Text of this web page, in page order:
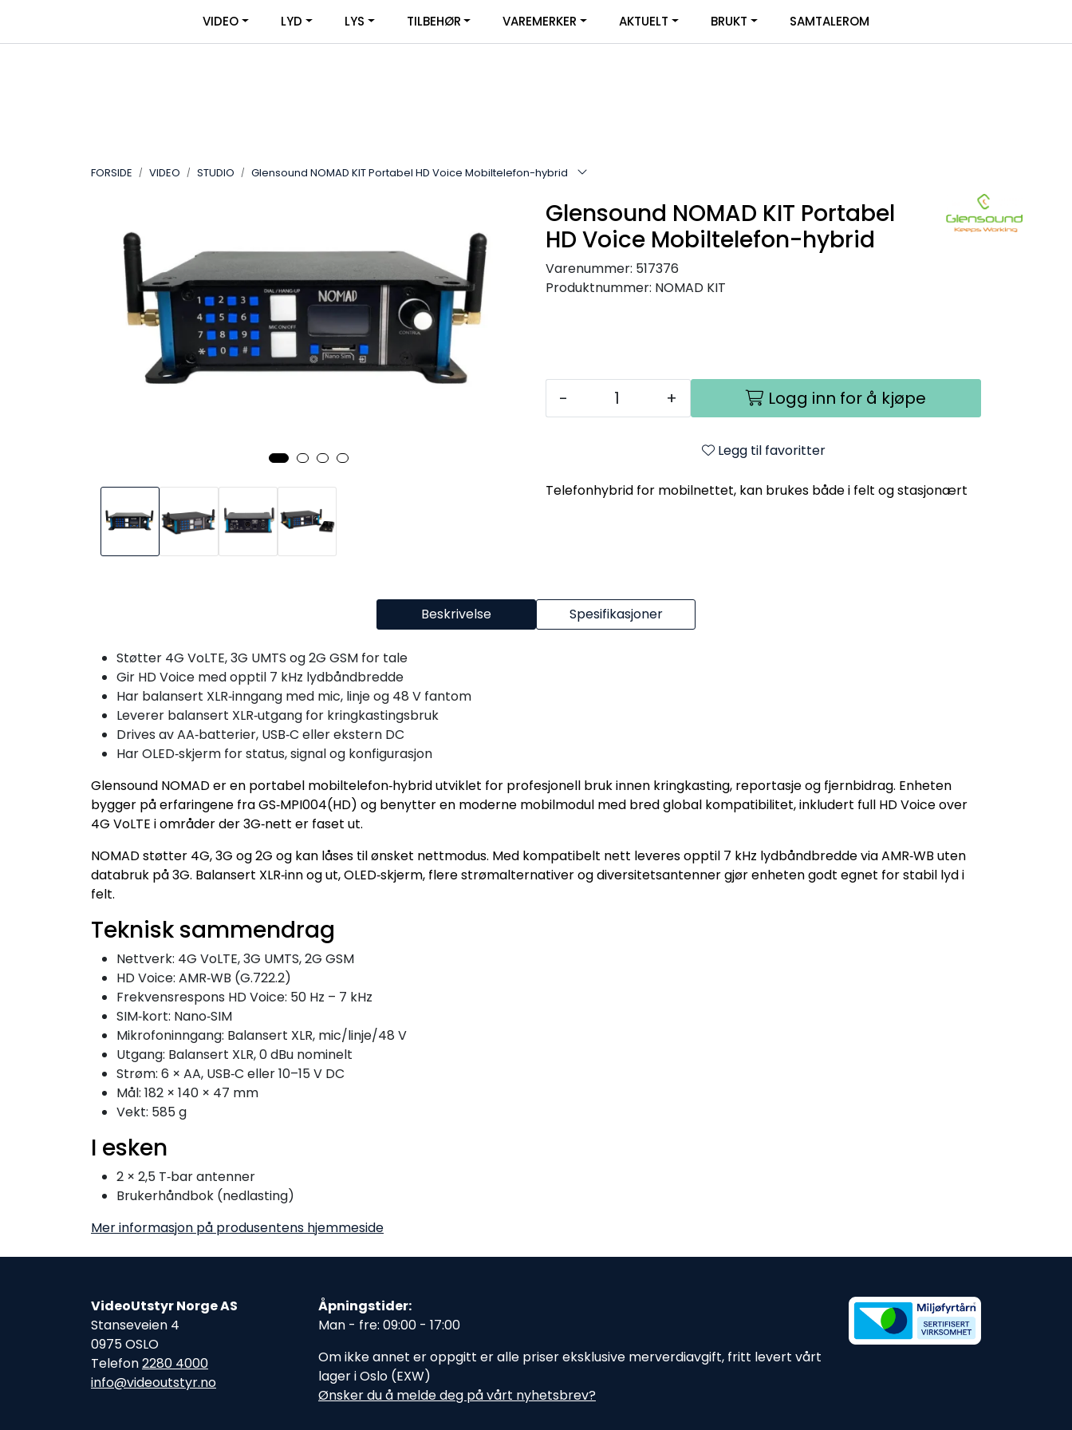
OM VIDEOUTSTYR | KONTAKT OSS SERVICE | FACEBOOK Infosenter Favoritter
VIDEO LYD LYS TILBEHØR VAREMERKER AKTUELT BRUKT SAMTALEROM
FORSIDE VIDEO STUDIO Glensound NOMAD KIT Portabel HD Voice Mobiltelefon-hybrid
Glensound NOMAD KIT Portabel
HD Voice Mobiltelefon-hybrid
Varenummer: 517376
Produktnummer: NOMAD KIT
- + Logg inn for å kjøpe
Legg til favoritter
Telefonhybrid for mobilnettet, kan brukes både i felt og stasjonært
Beskrivelse Spesifikasjoner
Støtter 4G VoLTE, 3G UMTS og 2G GSM for tale
Gir HD Voice med opptil 7 kHz lydbåndbredde
Har balansert XLR‑inngang med mic, linje og 48 V fantom
Leverer balansert XLR‑utgang for kringkastingsbruk
Drives av AA‑batterier, USB‑C eller ekstern DC
Har OLED‑skjerm for status, signal og konfigurasjon
Glensound NOMAD er en portabel mobiltelefon‑hybrid utviklet for profesjonell bruk innen kringkasting, reportasje og fjernbidrag. Enheten
bygger på erfaringene fra GS‑MPI004(HD) og benytter en moderne mobilmodul med bred global kompatibilitet, inkludert full HD Voice over
4G VoLTE i områder der 3G‑nett er faset ut.
NOMAD støtter 4G, 3G og 2G og kan låses til ønsket nettmodus. Med kompatibelt nett leveres opptil 7 kHz lydbåndbredde via AMR‑WB uten
databruk på 3G. Balansert XLR‑inn og ut, OLED‑skjerm, flere strømalternativer og diversitetsantenner gjør enheten godt egnet for stabil lyd i
felt.
Teknisk sammendrag
Nettverk: 4G VoLTE, 3G UMTS, 2G GSM
HD Voice: AMR‑WB (G.722.2)
Frekvensrespons HD Voice: 50 Hz – 7 kHz
SIM‑kort: Nano‑SIM
Mikrofoninngang: Balansert XLR, mic/linje/48 V
Utgang: Balansert XLR, 0 dBu nominelt
Strøm: 6 × AA, USB‑C eller 10–15 V DC
Mål: 182 × 140 × 47 mm
Vekt: 585 g
I esken
2 × 2,5 T‑bar antenner
Brukerhåndbok (nedlasting)
Mer informasjon på produsentens hjemmeside
VideoUtstyr Norge AS
Stanseveien 4
0975 OSLO
Telefon2280 4000
info@videoutstyr.no
Åpningstider:
Man - fre: 09:00 - 17:00
Om ikke annet er oppgitt er alle priser eksklusive merverdiavgift, fritt levert vårt
lager i Oslo (EXW)
Ønsker du å melde deg på vårt nyhetsbrev?